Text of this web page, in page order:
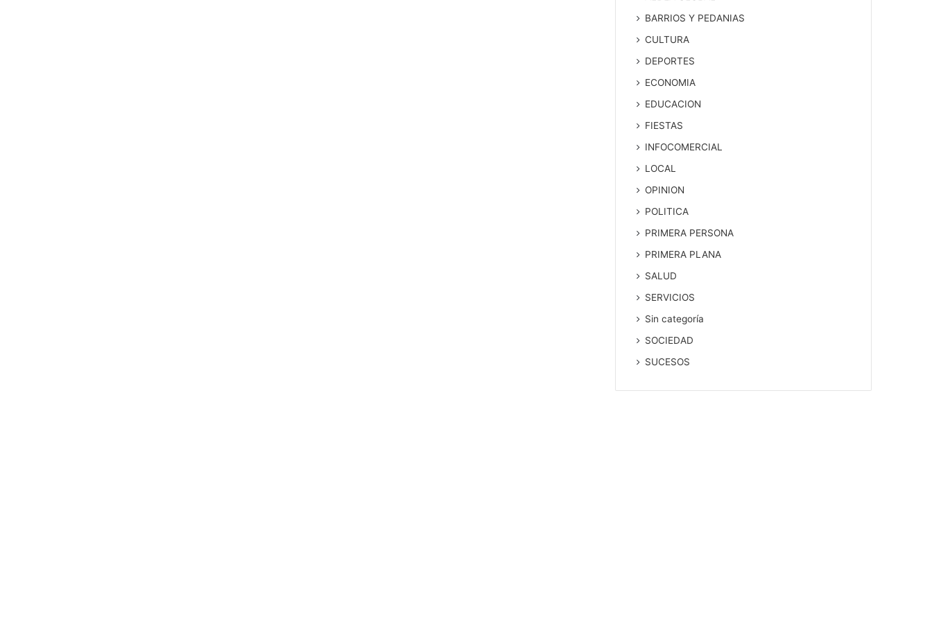
BARRIOS Y PEDANIAS
CULTURA
DEPORTES
ECONOMIA
EDUCACION
FIESTAS
INFOCOMERCIAL
LOCAL
OPINION
POLITICA
PRIMERA PERSONA
PRIMERA PLANA
SALUD
SERVICIOS
Sin categoría
SOCIEDAD
SUCESOS